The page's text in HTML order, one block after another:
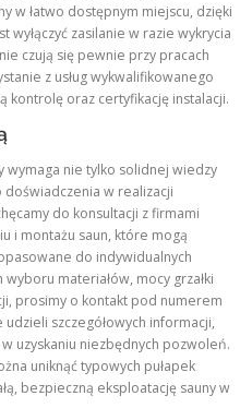
w łatwo dostępnym miejscu, dzięki
wyłączyć zasilanie w razie wykrycia
czują się pewnie przy pracach
z usług wykwalifikowanego
kontrolę oraz certyfikację instalacji.
wymaga nie tylko solidnej wiedzy
w realizacji
do konsultacji z firmami
i montażu saun, które mogą
do indywidualnych
materiałów, mocy grzałki
prosimy o kontakt pod numerem
udzieli szczegółowych informacji,
uzyskaniu niezbędnych pozwoleń.
uniknąć typowych pułapek
bezpieczną eksploatację sauny w